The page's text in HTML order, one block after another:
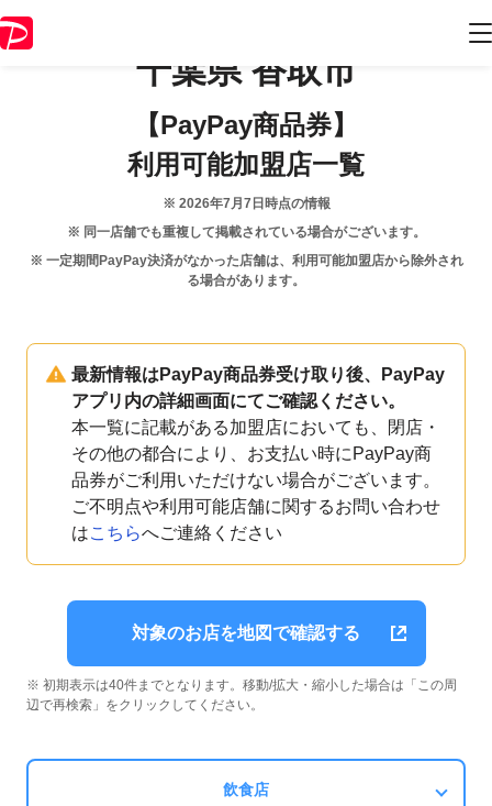
千葉県 香取市
【PayPay商品券】
利用可能加盟店一覧
※ 2026年7月7日 時点の情報
※ 同一店舗でも重複して掲載されている場合がございます。
※ 一定期間PayPay決済がなかった店舗は、利用可能加盟店から除外され
る場合があります。
最新情報はPayPay商品券受け取り後、PayPay
アプリ内の詳細画面にてご確認ください。
本一覧に記載がある加盟店においても、閉店・
その他の都合により、お支払い時にPayPay商
品券がご利用いただけない場合がございます。
ご不明点や利用可能店舗に関するお問い合わせ
はこちらへご連絡ください
対象のお店を地図で確認する
※ 初期表示は40件までとなります。移動/拡大・縮小した場合は「この周
辺で再検索」をクリックしてください。
飲食店